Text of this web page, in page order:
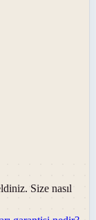
Size nasıl